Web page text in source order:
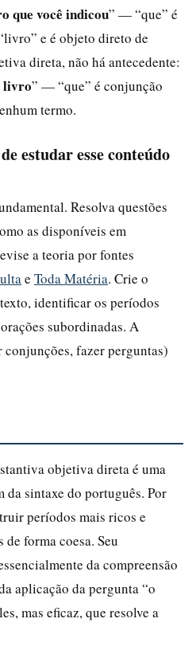
que você indicou” — “que” é
e é objeto direto de
direta, não há antecedente:
livro” — “que” é conjunção
termo.
estudar esse conteúdo
Resolva questões
as disponíveis em
a teoria por fontes
e Toda Matéria. Crie o
identificar os períodos
subordinadas. A
fazer perguntas)
objetiva direta é uma
da sintaxe do português. Por
períodos mais ricos e
forma coesa. Seu
da compreensão
aplicação da pergunta “o
mas eficaz, que resolve a